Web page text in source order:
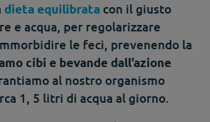
dieta equilibrata con il giusto
e acqua, per regolarizzare
le feci, prevenendo la
cibi e bevande dall’azione
al nostro organismo
1, 5 litri di acqua al giorno.